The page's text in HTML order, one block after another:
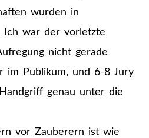
wurden in
Ich war der vorletzte
nicht gerade
im Publikum, und 6-8 Jury
genau unter die
vor Zauberern ist wie